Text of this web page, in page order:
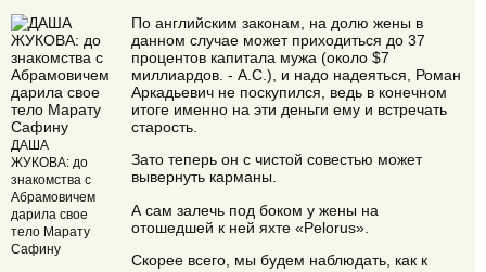
ДАША
ЖУКОВА: до
знакомства с
Абрамовичем
дарила свое
тело Марату
Сафину
По английским законам, на долю жены в
данном случае может приходиться до 37
процентов капитала мужа (около $7
миллиардов. - А.С.), и надо надеяться, Роман
Аркадьевич не поскупился, ведь в конечном
итоге именно на эти деньги ему и встречать
старость.
Зато теперь он с чистой совестью может
вывернуть карманы.
А сам залечь под боком у жены на
отошедшей к ней яхте «Pelorus».
Скорее всего, мы будем наблюдать, как к